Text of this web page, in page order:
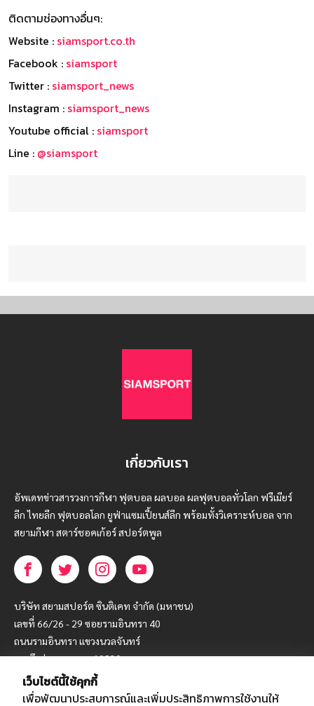
ติดตามช่องทางอื่นๆ:
Website : siamsport.co.th
Facebook : siamsport
Twitter : siamsport_news
Instagram : siamsport_news
Youtube official : siamsport
Line : @siamsport
เกี่ยวกับเรา
อัพเดทข่าวสารวงการกีฬา ฟุตบอล ผลบอล ผลฟุตบอลทั่วโลก ฟรีเมียร์
ลีก ไทยลีก ฟุตบอลโลก ยูฟ่าแซมเปี้ยนส์ลีก พร้อมทั้งวิเคราะห์บอล จาก
สยามกีฬา สตาร์ชอคเก้อร์ สปอร์ตพูล
บริษัท สยามสปอร์ต ซินติเคท จำกัด (มหาชน)
เลขที่ 66/26 - 29 ซอยรามอินทรา 40
ถนนรามอินทรา แขวงนวลจันทร์
เขตบึงกุ่ม กรุงเทพฯ 10230
โทร : 02-5088-000
เว็บไซต์นี้ใช้คุกกี้
เพื่อพัฒนาประสบการณ์และเพิ่มประสิทธิภาพการใช้งานให้